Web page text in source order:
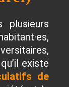
plusieurs
existe
de